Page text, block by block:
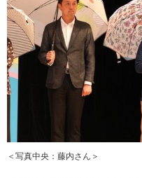
＜写真中央：藤内さん＞